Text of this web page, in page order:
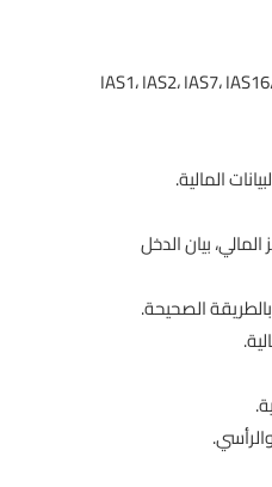
• مقدمة لإعداد البيانات المالية: IAS1، IAS2، IAS7، IAS16،
المالية.
المالي، بيان الدخل
بالطريقة الصحيحة.